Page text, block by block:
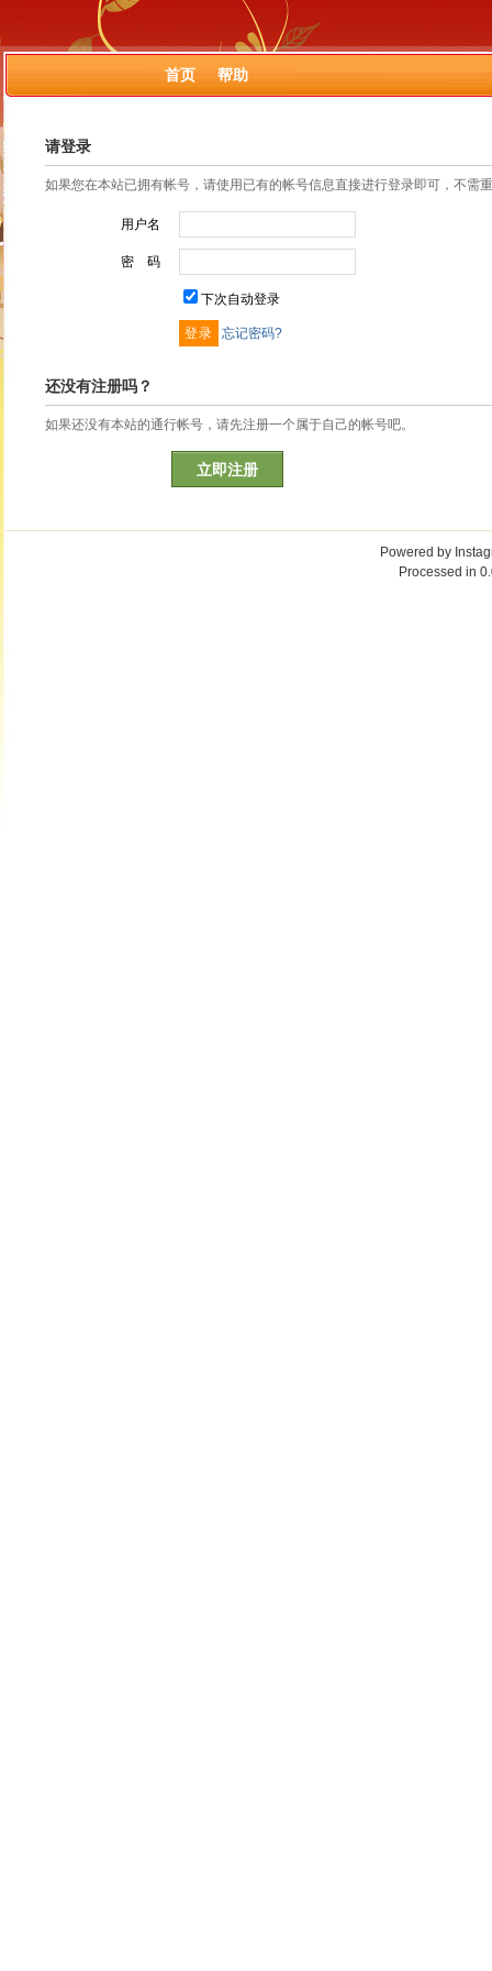
首页 帮助
请登录
如果您在本站已拥有帐号，请使用已有的帐号信息直接进行登录即可，不需
用户名
密 码
下次自动登录
忘记密码?
还没有注册吗？
如果还没有本站的通行帐号，请先注册一个属于自己的帐号吧。
立即注册
Powered by
Processed in